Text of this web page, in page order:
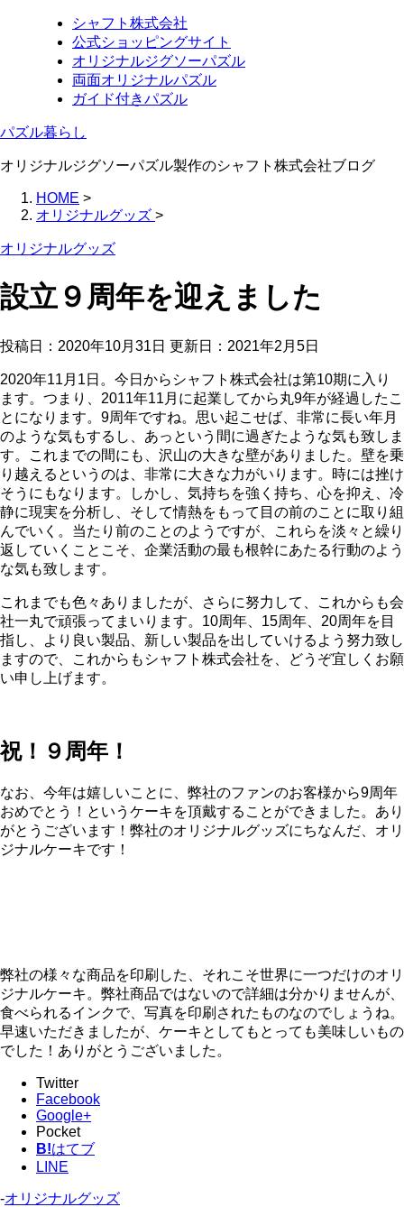
シャフト株式会社
公式ショッピングサイト
オリジナルジグソーパズル
両面オリジナルパズル
ガイド付きパズル
パズル暮らし
オリジナルジグソーパズル製作のシャフト株式会社ブログ
HOME >
オリジナルグッズ >
オリジナルグッズ
設立９周年を迎えました
投稿日：2020年10月31日 更新日： 2021年2月5日
2020年11月1日。今日からシャフト株式会社は第10期に入り
ます。つまり、2011年11月に起業してから丸9年が経過したこ
とになります。9周年ですね。思い起こせば、非常に長い年月
のような気もするし、あっという間に過ぎたような気も致しま
す。これまでの間にも、沢山の大きな壁がありました。壁を乗
り越えるというのは、非常に大きな力がいります。時には挫け
そうにもなります。しかし、気持ちを強く持ち、心を抑え、冷
静に現実を分析し、そして情熱をもって目の前のことに取り組
んでいく。当たり前のことのようですが、これらを淡々と繰り
返していくことこそ、企業活動の最も根幹にあたる行動のよう
な気も致します。
これまでも色々ありましたが、さらに努力して、これからも会
社一丸で頑張ってまいります。10周年、15周年、20周年を目
指し、より良い製品、新しい製品を出していけるよう努力致し
ますので、これからもシャフト株式会社を、どうぞ宜しくお願
い申し上げます。
祝！９周年！
なお、今年は嬉しいことに、弊社のファンのお客様から9周年
おめでとう！というケーキを頂戴することができました。あり
がとうございます！弊社のオリジナルグッズにちなんだ、オリ
ジナルケーキです！
弊社の様々な商品を印刷した、それこそ世界に一つだけのオリ
ジナルケーキ。弊社商品ではないので詳細は分かりませんが、
食べられるインクで、写真を印刷されたものなのでしょうね。
早速いただきましたが、ケーキとしてもとっても美味しいもの
でした！ありがとうございました。
Twitter
Facebook
Google+
Pocket
B!はてブ
LINE
-オリジナルグッズ